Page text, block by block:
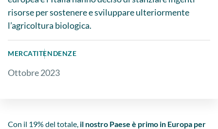
risorse per sostenere e sviluppare ulteriormente
l’agricoltura biologica.
MERCATITENDENZE
Ottobre 2023
Con il 19% del totale, il nostro Paese è primo in Europa per